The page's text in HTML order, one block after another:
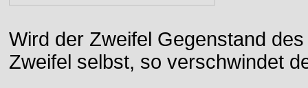
Wird der Zweifel Gegenstand
Zweifel selbst, so verschwindet